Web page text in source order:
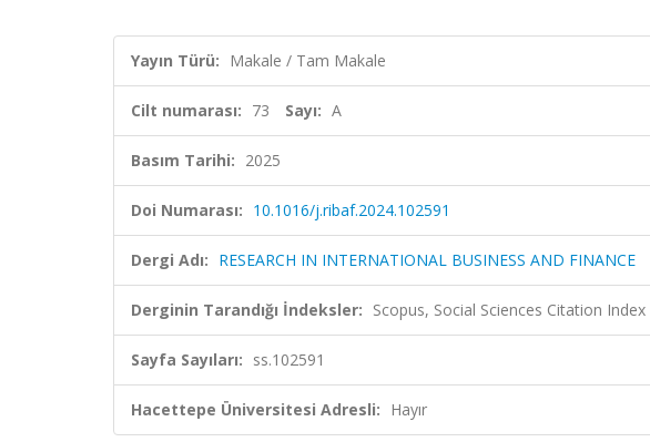
Yayın Türü: Makale / Tam Makale
Cilt numarası: 73 Sayı: A
Basım Tarihi: 2025
Doi Numarası: 10.1016/j.ribaf.2024.102591
Dergi Adı: RESEARCH IN INTERNATIONAL BUSINESS AND FINANCE
Derginin Tarandığı İndeksler: Scopus, Social Sciences Citation Index
Sayfa Sayıları: ss.102591
Hacettepe Üniversitesi Adresli: Hayır